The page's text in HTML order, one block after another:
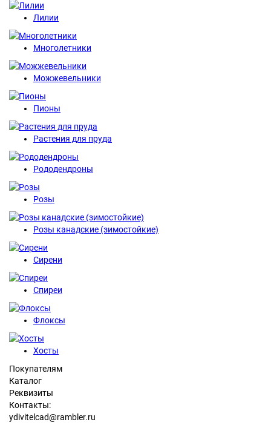
Лилии
Многолетники
Можжевельники
Пионы
Растения для пруда
Рододендроны
Розы
Розы канадские (зимостойкие)
Сирени
Спиреи
Флоксы
Хосты
Покупателям
Каталог
Реквизиты
Контакты:
ydivitelcad@rambler.ru